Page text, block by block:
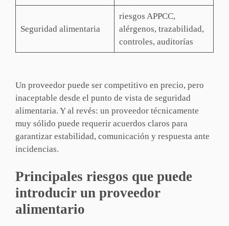
Seguridad alimentaria
riesgos APPCC,
alérgenos, trazabilidad,
controles, auditorías
Un proveedor puede ser competitivo en precio, pero
inaceptable desde el punto de vista de seguridad
alimentaria. Y al revés: un proveedor técnicamente
muy sólido puede requerir acuerdos claros para
garantizar estabilidad, comunicación y respuesta ante
incidencias.
Principales riesgos que puede
introducir un proveedor
alimentario